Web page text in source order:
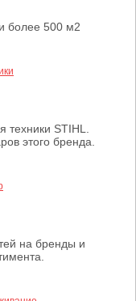
более 500 м2
техники STIHL.
этого бренда.
на бренды и